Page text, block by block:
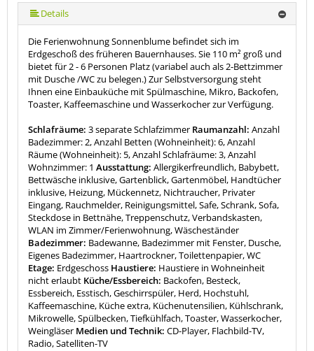
mehr (9 ) »
mehr (9 ) »
mehr (9 ) »
mehr (9 ) »
mehr (9 ) »
Details
Die Ferienwohnung Sonnenblume befindet sich im
Erdgeschoß des früheren Bauernhauses. Sie 110 m² groß und
bietet für 2 - 6 Personen Platz (variabel auch als 2-Bettzimmer
mit Dusche /WC zu belegen.) Zur Selbstversorgung steht
Ihnen eine Einbauküche mit Spülmaschine, Mikro, Backofen,
Toaster, Kaffeemaschine und Wasserkocher zur Verfügung.
Schlafräume: 3 separate Schlafzimmer Raumanzahl: Anzahl
Badezimmer: 2, Anzahl Betten (Wohneinheit): 6, Anzahl
Räume (Wohneinheit): 5, Anzahl Schlafräume: 3, Anzahl
Wohnzimmer: 1 Ausstattung: Allergikerfreundlich, Babybett,
Bettwäsche inklusive, Gartenblick, Gartenmöbel, Handtücher
inklusive, Heizung, Mückennetz, Nichtraucher, Privater
Eingang, Rauchmelder, Reinigungsmittel, Safe, Schrank, Sofa,
Steckdose in Bettnähe, Treppenschutz, Verbandskasten,
WLAN im Zimmer/Ferienwohnung, Wäscheständer
Badezimmer: Badewanne, Badezimmer mit Fenster, Dusche,
Eigenes Badezimmer, Haartrockner, Toilettenpapier, WC
Etage: Erdgeschoss Haustiere: Haustiere in Wohneinheit
nicht erlaubt Küche/Essbereich: Backofen, Besteck,
Essbereich, Esstisch, Geschirrspüler, Herd, Hochstuhl,
Kaffeemaschine, Küche extra, Küchenutensilien, Kühlschrank,
Mikrowelle, Spülbecken, Tiefkühlfach, Toaster, Wasserkocher,
Weingläser Medien und Technik: CD-Player, Flachbild-TV,
Radio, Satelliten-TV